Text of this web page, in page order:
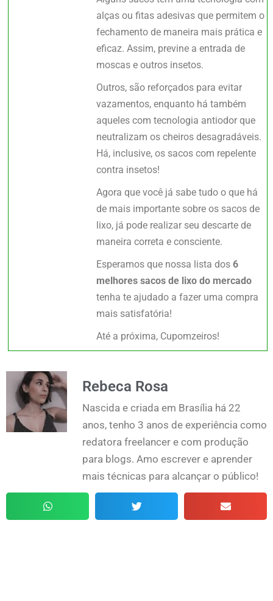
alças ou fitas adesivas que permitem o
fechamento de maneira mais prática e
eficaz. Assim, previne a entrada de
moscas e outros insetos.
Outros, são reforçados para evitar
vazamentos, enquanto há também
aqueles com tecnologia antiodor que
neutralizam os cheiros desagradáveis.
Há, inclusive, os sacos com repelente
contra insetos!
Agora que você já sabe tudo o que há
de mais importante sobre os sacos de
lixo, já pode realizar seu descarte de
maneira correta e consciente.
Esperamos que nossa lista dos6
melhores sacos de lixo do mercado
tenha te ajudado a fazer uma compra
mais satisfatória!
Até a próxima, Cupomzeiros!
Rebeca Rosa
Nascida e criada em Brasília há 22
anos, tenho 3 anos de experiência como
redatora freelancer e com produção
para blogs. Amo escrever e aprender
mais técnicas para alcançar o público!